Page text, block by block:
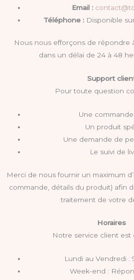
Email :
Téléphone :Disponible
Nous nous efforçons de répondre
dans un délai de 24 à 48
Support
Pour toute question
Une
Un produit
Une demande de
Le suivi de
Merci de nous fournir un maximum
commande, détails du produit) afin
traitement de votre
Horaires
Notre service client est
Lundi au Vendredi :
Week-end :